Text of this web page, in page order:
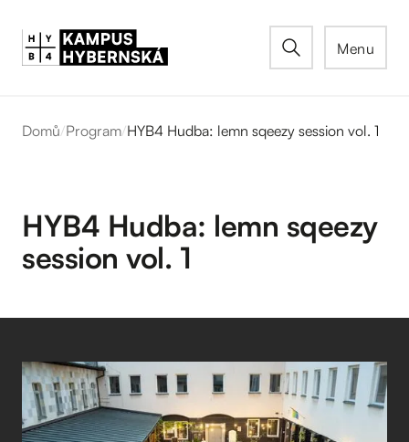
Menu
Domů/Program/HYB4 Hudba: lemn sqeezy session vol. 1
HYB4 Hudba: lemn sqeezy
session vol. 1